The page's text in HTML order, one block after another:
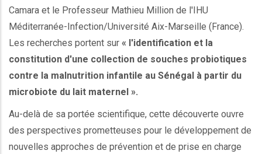
Camara et le Professeur Mathieu Million de l'IHU
Méditerranée-Infection/Université Aix-Marseille (France).
Les recherches portent sur « l'identification et la
constitution d'une collection de souches probiotiques
contre la malnutrition infantile au Sénégal à partir du
microbiote du lait maternel ».
Au-delà de sa portée scientifique, cette découverte ouvre
des perspectives prometteuses pour le développement de
nouvelles approches de prévention et de prise en charge